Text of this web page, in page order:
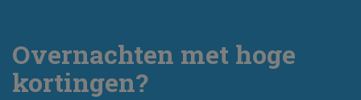
Overnachten met hoge
kortingen?